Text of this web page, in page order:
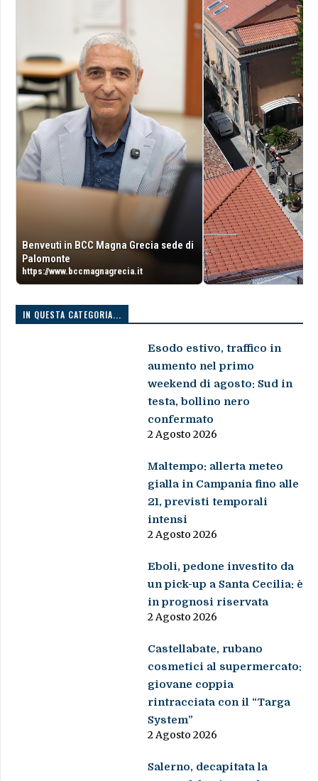
Benveuti in BCC Magna Grecia sede di
Palomonte
https://www.bccmagnagrecia.it
IN QUESTA CATEGORIA...
Esodo estivo, traffico in
aumento nel primo
weekend di agosto: Sud in
testa, bollino nero
confermato
2 Agosto 2026
Maltempo: allerta meteo
gialla in Campania fino alle
21, previsti temporali
intensi
2 Agosto 2026
Eboli, pedone investito da
un pick-up a Santa Cecilia: è
in prognosi riservata
2 Agosto 2026
Castellabate, rubano
cosmetici al supermercato:
giovane coppia
rintracciata con il “Targa
System”
2 Agosto 2026
Salerno, decapitata la